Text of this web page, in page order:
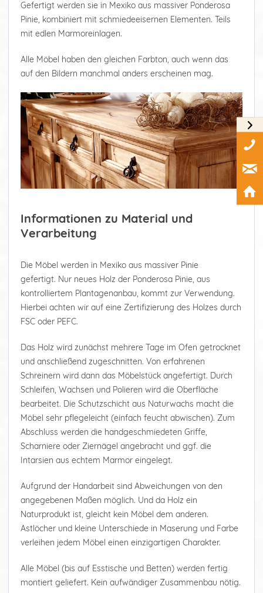
Gefertigt werden sie in Mexiko aus massiver Ponderosa
Pinie, kombiniert mit schmiedeeisernen Elementen. Teils
mit edlen Marmoreinlagen.
Alle Möbel haben den gleichen Farbton, auch wenn das
auf den Bildern manchmal anders erscheinen mag.
Informationen zu Material und
Verarbeitung
Die Möbel werden in Mexiko aus massiver Pinie
gefertigt. Nur neues Holz der Ponderosa Pinie, aus
kontrolliertem Plantagenanbau, kommt zur Verwendung.
Hierbei achten wir auf eine Zertifizierung des Holzes durch
FSC oder PEFC.
Das Holz wird zunächst mehrere Tage im Ofen getrocknet
und anschließend zugeschnitten. Von erfahrenen
Schreinern wird dann das Möbelstück angefertigt. Durch
Schleifen, Wachsen und Polieren wird die Oberfläche
bearbeitet. Die Schutzschicht aus Naturwachs macht die
Möbel sehr pflegeleicht (einfach feucht abwischen). Zum
Abschluss werden die handgeschmiedeten Griffe,
Scharniere oder Ziernägel angebracht und ggf. die
Intarsien aus echtem Marmor eingelegt.
Aufgrund der Handarbeit sind Abweichungen von den
angegebenen Maßen möglich. Und da Holz ein
Naturprodukt ist, gleicht kein Möbel dem anderen.
Astlöcher und kleine Unterschiede in Maserung und Farbe
verleihen jedem Möbel einen einzigartigen Charakter.
Alle Möbel (bis auf Esstische und Betten) werden fertig
montiert geliefert. Kein aufwändiger Zusammenbau nötig.